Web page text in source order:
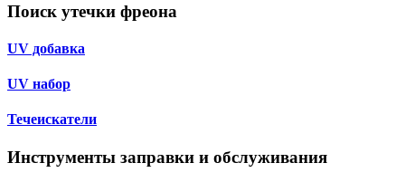
Поиск утечки фреона
UV добавка
UV набор
Течеискатели
Инструменты заправки и обслуживания